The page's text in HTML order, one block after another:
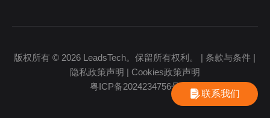
版权所有 © 2026 LeadsTech。保留所有权利。 |条款与条件 |
隐私政策声明 | Cookies政策声明
粤ICP备2024234756号
联系我们